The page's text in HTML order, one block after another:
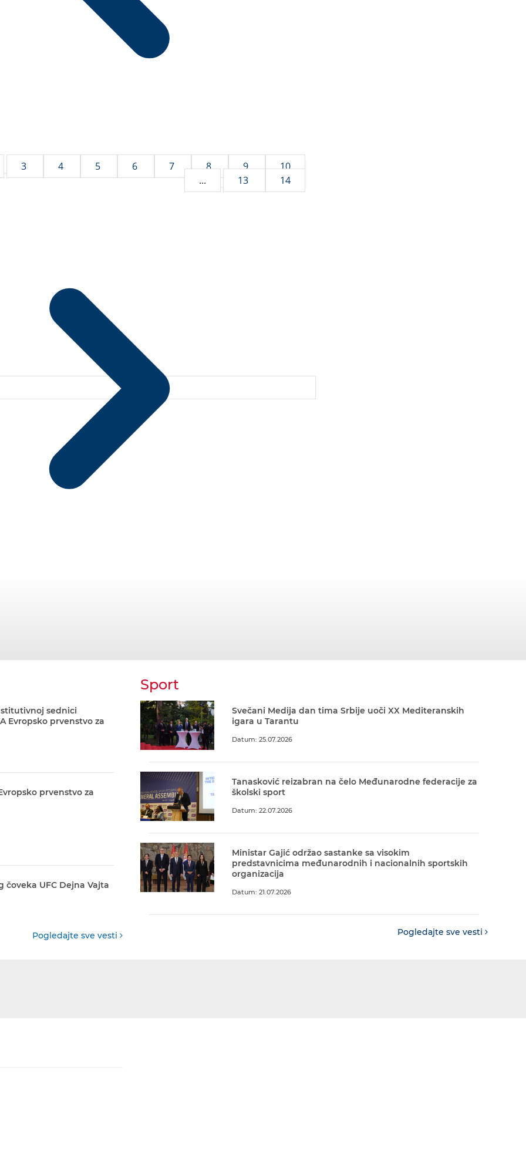
3 4 5 6 7 8 9
10
...
13 14
sednici
Evropsko prvenstvo za
prvenstvo za
UFC Dejna Vajta
Pogledajte sve vesti
Sport
Svečani Medija dan tima Srbije uoči XX Mediteranskih
igara u Tarantu
Datum: 25.07.2026
Tanasković reizabran na čelo Međunarodne federacije za
školski sport
Datum: 22.07.2026
Ministar Gajić održao sastanke sa visokim
predstavnicima međunarodnih i nacionalnih sportskih
organizacija
Datum: 21.07.2026
Pogledajte sve vesti